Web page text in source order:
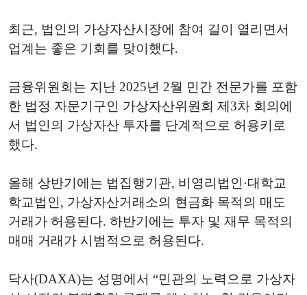
최근, 법인의 가상자산시장에 참여 길이 열리면서
업계는 좋은 기회를 맞이했다.
금융위원회는 지난 2025년 2월 민간 전문가를 포함
한 법정 자문기구인 가상자산위원회 제3차 회의에
서 법인의 가상자산 투자를 단계적으로 허용키로
했다.
올해 상반기에는 법집행기관, 비영리법인·대학교
학교법인, 가상자산거래소의 현금화 목적의 매도
거래가 허용된다. 하반기에는 투자 및 재무 목적의
매매 거래가 시범적으로 허용된다.
닥사(DAXA)는 성명에서 “민관의 노력으로 가상자